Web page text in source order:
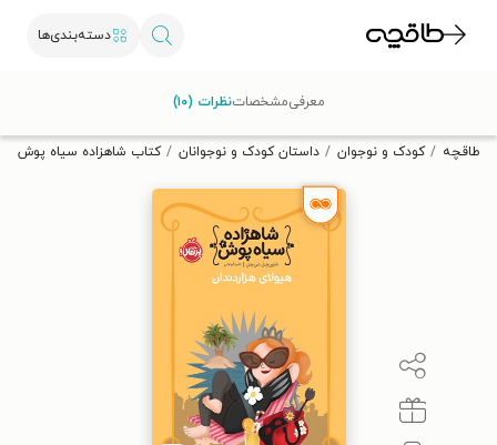
دسته‌بندی‌ها
تخفیف از طاقچه دریافت کن.
طاقچه کودک و نوجوان داستان کودک و نوجوانان کتاب شاهزاده سیاه پوش؛
معرفیمشخصاتنظرات (۱۰)